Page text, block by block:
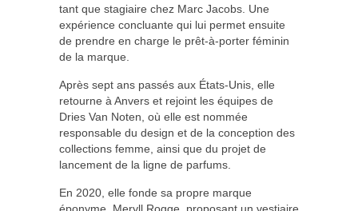
tant que stagiaire chez Marc Jacobs. Une
expérience concluante qui lui permet ensuite
de prendre en charge le prêt-à-porter féminin
de la marque.
Après sept ans passés aux États-Unis, elle
retourne à Anvers et rejoint les équipes de
Dries Van Noten, où elle est nommée
responsable du design et de la conception des
collections femme, ainsi que du projet de
lancement de la ligne de parfums.
En 2020, elle fonde sa propre marque